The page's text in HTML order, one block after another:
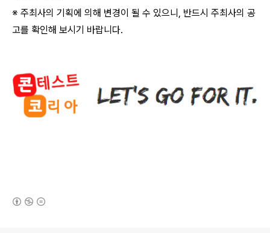
※ 주최사의 기획에 의해 변경이 될 수 있으니, 반드시 주최사의 공
고를 확인해 보시기 바랍니다.